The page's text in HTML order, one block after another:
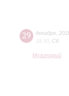
29 декабря
18:30 Сб
Музиторий